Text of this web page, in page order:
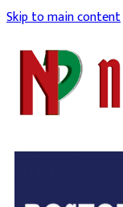
Skip to main content